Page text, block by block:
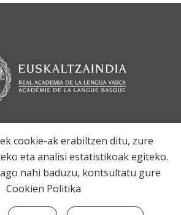
cookie-ak erabiltzen ditu, zure
eta analisi estatistikoak egiteko.
nahi baduzu, kontsultatu gure
Cookien Politika